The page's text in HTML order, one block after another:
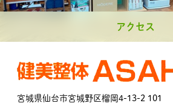
アクセス
宮城県仙台市宮城野区榴岡4-13-2 101